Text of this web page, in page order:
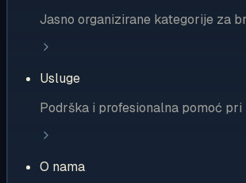
Jasno organizirane kategorije za
Usluge
Podrška i profesionalna pomoć pri
O nama